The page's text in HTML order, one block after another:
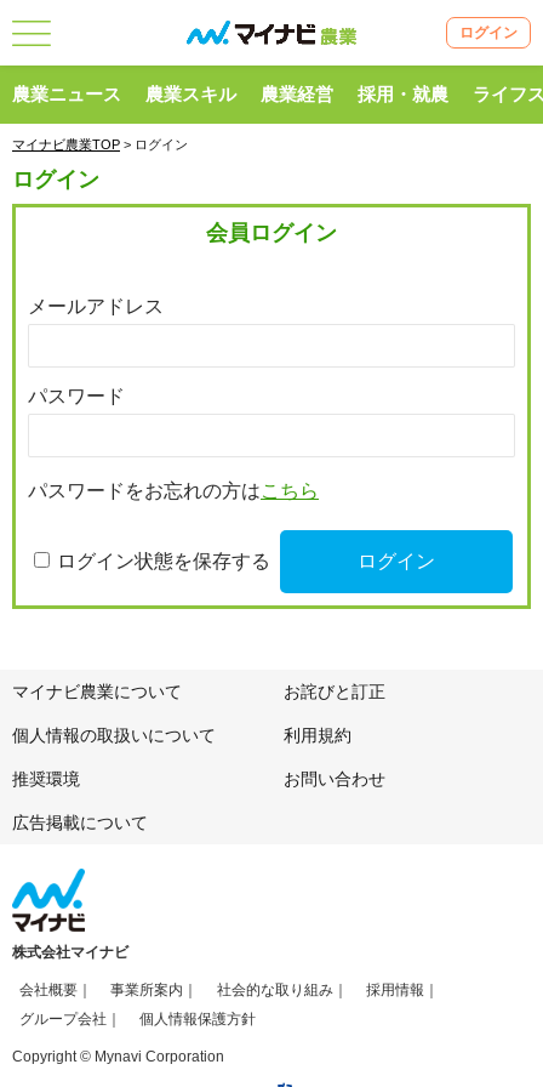
ログイン
農業ニュース 農業スキル 農業経営 採用・就農 ライフ
マイナビ農業TOP > ログイン
ログイン
会員ログイン
メールアドレス
パスワード
パスワードをお忘れの方はこちら
ログイン状態を保存する
マイナビ農業について お詫びと訂正
個人情報の取扱いについて 利用規約
推奨環境 お問い合わせ
広告掲載について
株式会社マイナビ
会社概要 事業所案内 社会的な取り組み
採用情報
グループ会社
個人情報保護方針
Copyright © Mynavi Corporation